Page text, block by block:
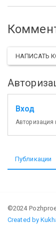
НАПИСАТЬ
Вход
Авторизация
Публикации
©2024
Created by